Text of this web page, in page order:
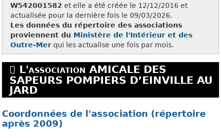
W542001582 et elle a été créée le 12/12/2016 et
actualisée pour la dernière fois le 09/03/2026.
Les données du répertoire des associations
proviennent du Ministère de l'Intérieur et des
Outre-Mer qui les actualise une fois par mois.
L'association AMICALE DES
SAPEURS POMPIERS D’EINVILLE AU
JARD
Coordonnées de l'association (répertoire
après 2009)